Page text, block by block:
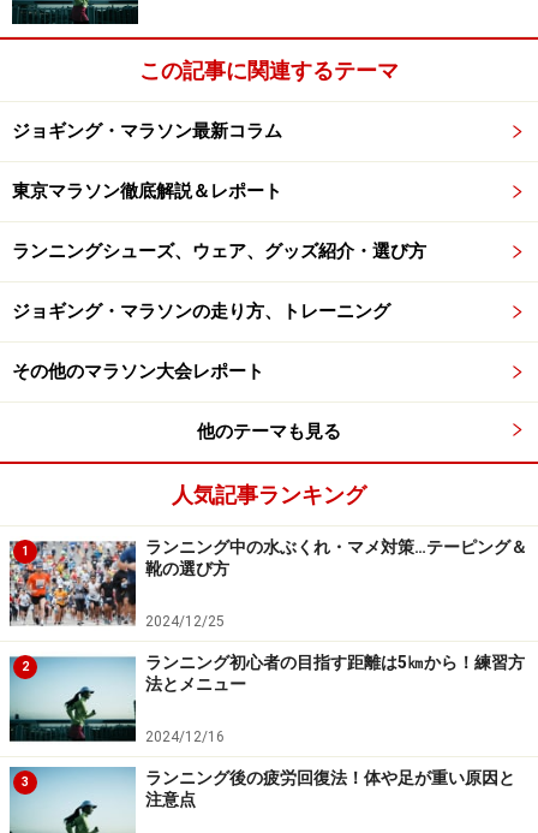
を防ぐため、手袋の上から家事用の薄いビニール手袋を
着用。アームウォーマーとビニール手袋はとても役だっ
雨ということもあってウォーミングアップ走はまったく
なし。スタートは、陸連登録者ということで比較的前か
全体的には最初の５kmの下り坂、それに続く平坦部でス
ピードが上がり過ぎないように気を付けました。あとは
淡々と。疲れてくる銀座は大応援で元気づけられまし
た。
ょこと少しずつ摂取。給食のほうもよく食べました。バ
それでも30kmを過ぎるとちょっとくたびれましたが、試
走をしていてこの先がどうなるのか分かっていました。
佃大橋が最初の頑張りどころ。周囲のランナーに遅れな
いようにペースを保持。追い風になってもいたので、小
刻みなアップダウンも無事こなし、ゴールにたどり着け
るような力の配分で頑張りました。
ラップタイムを見てみましょう。
この記事に関連するテーマ
ジョギング・マラソン最新コラム
東京マラソン徹底解説＆レポート
ランニングシューズ、ウェア、グッズ紹介・選び方
ジョギング・マラソンの走り方、トレーニング
その他のマラソン大会レポート
他のテーマも見る
人気記事ランキング
1
ランニング中の水ぶくれ・マメ対策…テーピング＆
靴の選び方
2024/12/25
2
ランニング初心者の目指す距離は5㎞から！練習方
法とメニュー
2024/12/16
3
ランニング後の疲労回復法！体や足が重い原因と
注意点